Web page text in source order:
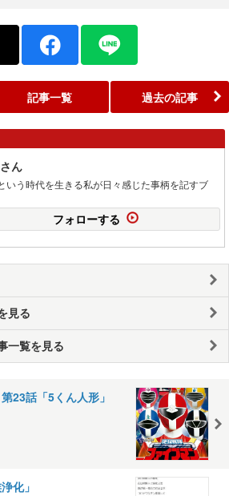
記事一覧 過去の記事
ん
いう時代を生きる私が日々感じた事柄を記すブ
フォローする
見る
一覧を見る
23話「5くん人形」
化」